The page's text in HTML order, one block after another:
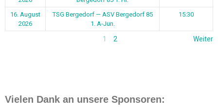
16. August
2026
TSG Bergedorf — ASV Bergedorf 85
1. A-Jun.
15:30
1 2 Weiter
Vielen Dank an unsere Sponsoren: